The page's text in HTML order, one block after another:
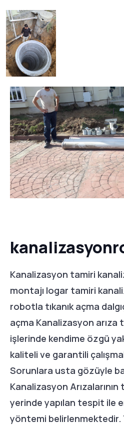
Kanalizasyon tamiri
montajı logar tamiri
robotla tıkanık açma
açma Kanalizasyon arıza
işlerinde kendime özgü
kaliteli ve garantili
Sorunlara usta gözüyle
Kanalizasyon
yerinde yapılan tespit ile
yöntemi belirlenmektedir.